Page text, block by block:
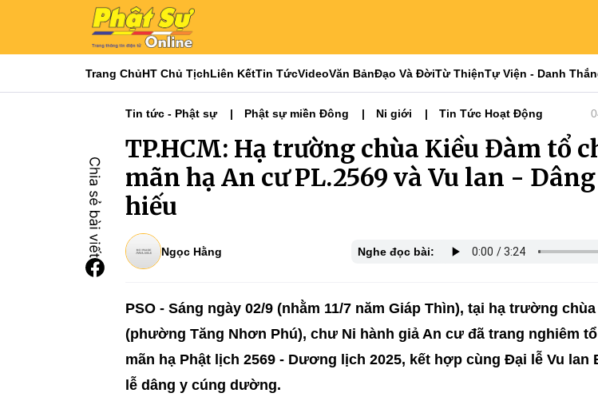
Trang ChủHT Chủ TịchLiên KếtTin TứcVideoVăn BảnĐạo Và ĐờiTừ ThiệnTự Viện - Danh
Tin tức - Phật sự Phật sự miền Đông Ni giới Tin Tức Hoạt Động
TP.HCM: Hạ trường chùa Kiều Đàm tổ
mãn hạ An cư PL.2569 và Vu lan -
hiếu
Ngọc Hằng Nghe đọc bài:
PSO - Sáng ngày 02/9 (nhằm 11/7 năm Giáp Thìn), tại hạ trường
(phường Tăng Nhơn Phú), chư Ni hành giả An cư đã trang nghiêm
mãn hạ Phật lịch 2569 - Dương lịch 2025, kết hợp cùng Đại lễ Vu lan
lễ dâng y cúng dường.